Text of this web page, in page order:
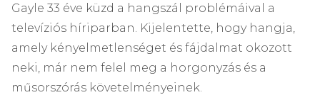
Gayle 33 éve küzd a hangszál problémáival a
televíziós híriparban. Kijelentette, hogy hangja,
amely kényelmetlenséget és fájdalmat okozott
neki, már nem felel meg a horgonyzás és a
műsorszórás követelményeinek.